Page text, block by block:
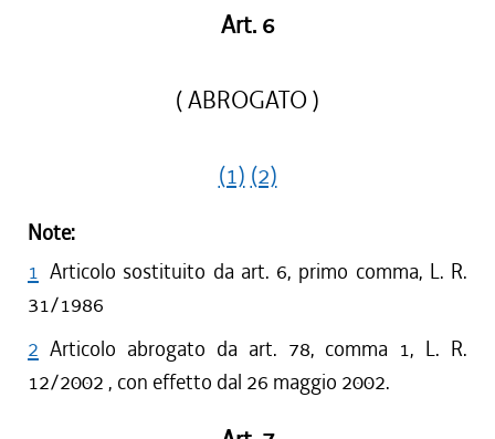
Art. 6
( ABROGATO )
(1) (2)
Note:
1 Articolo sostituito da art. 6, primo comma, L. R.
31/1986
2 Articolo abrogato da art. 78, comma 1, L. R.
12/2002 , con effetto dal 26 maggio 2002.